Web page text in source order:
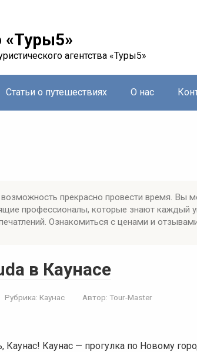
«Туры5»
агентства «Туры5»
Статьи о путешествиях О нас
прекрасно провести время. Вы
профессионалы, которые знают каждый
Ознакомиться с ценами и
в Каунасе
Рубрика: Каунас Автор: Tour-Master
Каунас! Каунас — прогулка по Новому